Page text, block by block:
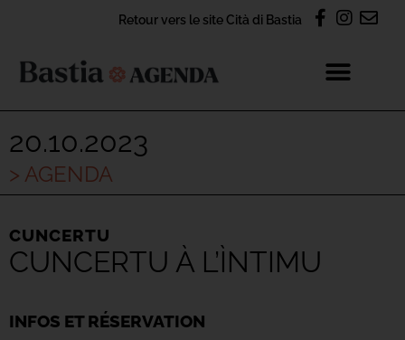
Retour vers le site Cità di Bastia
20.10.2023
> AGENDA
CUNCERTU
CUNCERTU À L’ÌNTIMU
INFOS ET RÉSERVATION